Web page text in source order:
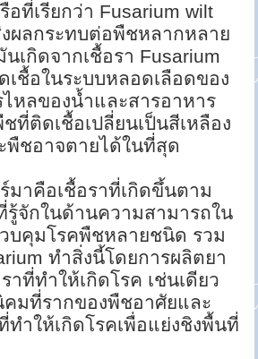
อที่เรียกว่า Fusarium wilt
งผลกระทบต่อพืชหลากหลาย
เกิดจากเชื้อรา Fusarium
เชื้อในระบบหลอดเลือดของ
หลของน้ำและสารอาหาร
ที่ติดเชื้อเปลี่ยนเป็นสีเหลือง
พืชอาจตายได้ในที่สุด
มาคือเชื้อราที่เกิดขึ้นตาม
รู้จักในด้านความสามารถใน
บคุมโรคพืชหลายชนิด รวม
ทำสิ่งนี้โดยการผลิตยา
ที่ทำให้เกิดโรค เช่นเดียว
มที่รากของพืชอาศัยและ
ทำให้เกิดโรคเพื่อแย่งชิงพื้นที่